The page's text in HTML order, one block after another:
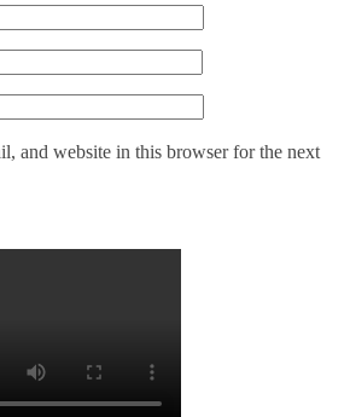
and website in this browser for the next